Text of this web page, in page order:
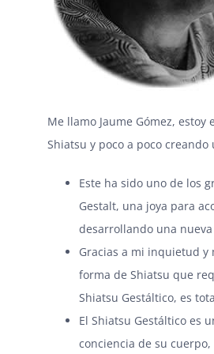
Me llamo Jaume Gómez,
Shiatsu y poco a poco
Este ha sido uno de los
Gestalt, una joya para
desarrollando una
Gracias a mi inquietud
forma de Shiatsu que
Shiatsu Gestáltico, es
El Shiatsu Gestáltico es
conciencia de su